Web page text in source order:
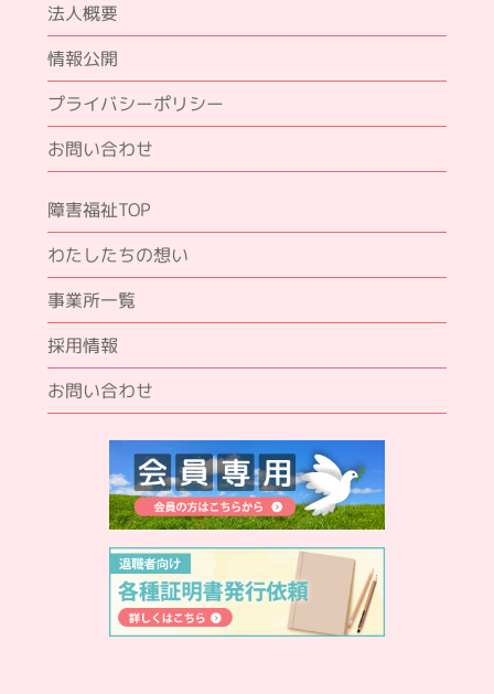
法人概要
情報公開
プライバシーポリシー
お問い合わせ
障害福祉TOP
わたしたちの想い
事業所一覧
採用情報
お問い合わせ